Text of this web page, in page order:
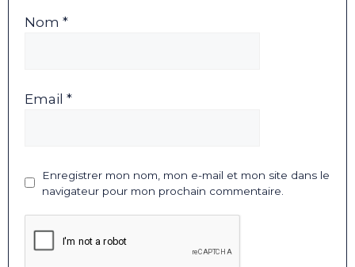
Nom *
Email *
Enregistrer mon nom, mon e-mail et mon site dans le
navigateur pour mon prochain commentaire.